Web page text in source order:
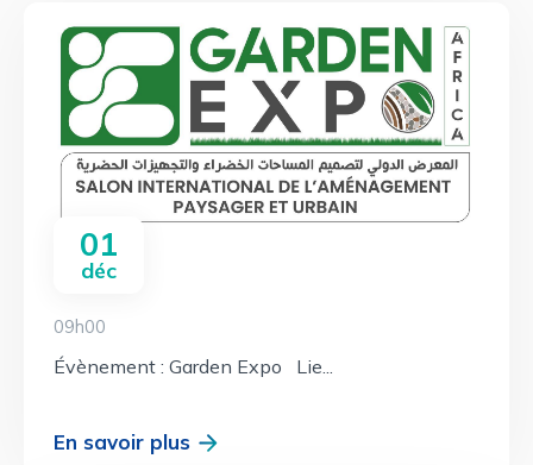
01
déc
09h00
Évènement : Garden Expo Lie...
En savoir plus